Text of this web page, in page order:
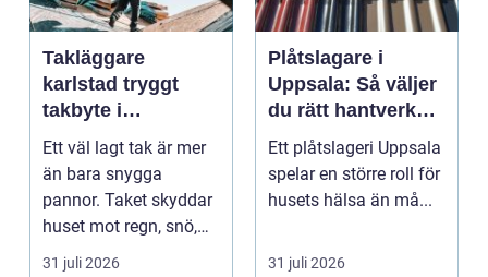
Takläggare
karlstad tryggt
takbyte i
värmländskt klimat
Ett väl lagt tak är mer
än bara snygga
pannor. Taket skyddar
huset mot regn, snö,
blåst och stark vå...
31 juli 2026
Plåtslagare i
Uppsala: Så väljer
du rätt hantverkare
för tak och fasad
Ett plåtslageri Uppsala
spelar en större roll för
husets hälsa än må...
31 juli 2026